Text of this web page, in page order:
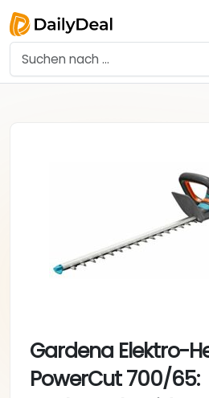
Gardena Elektro-
PowerCut 700/65: